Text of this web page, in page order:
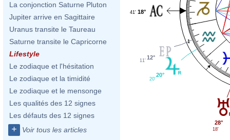
La conjonction Saturne Pluton
Jupiter arrive en Sagittaire
Uranus transite le Taureau
Saturne transite le Capricorne
Lifestyle
Le zodiaque et l'hésitation
Le zodiaque et la timidité
Le zodiaque et le mensonge
Les qualités des 12 signes
Les défauts des 12 signes
+ Voir tous les articles
1
18°
41'
12°
11'
20°
20'
28°
18'